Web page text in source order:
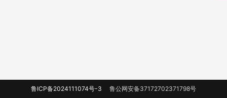
鲁ICP备2024111074号-3 鲁公网安备37172702371798号